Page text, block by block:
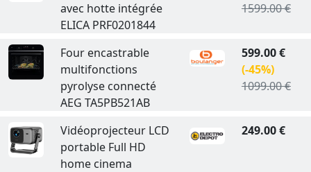
avec hotte intégrée
ELICA PRF0201844
1599.00 €
Four encastrable
multifonctions
pyrolyse connecté
AEG TA5PB521AB
599.00 €
(-45%)
1099.00 €
Vidéoprojecteur LCD
portable Full HD
home cinema
249.00 €